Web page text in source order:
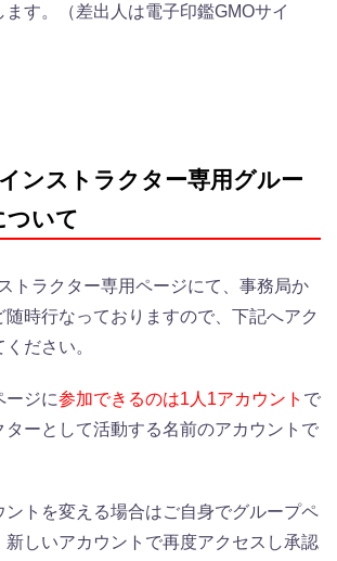
す。（差出人は電子印鑑GMOサイ
ンストラクター専用グルー
ついて
トラクター専用ページにて、事務局か
随時行なっておりますので、下記へアク
ださい。
ージに参加できるのは1人1アカウント で
ターとして活動する名前のアカウントで
ントを変える場合はご自身でグループペ
新しいアカウントで再度アクセスし承認